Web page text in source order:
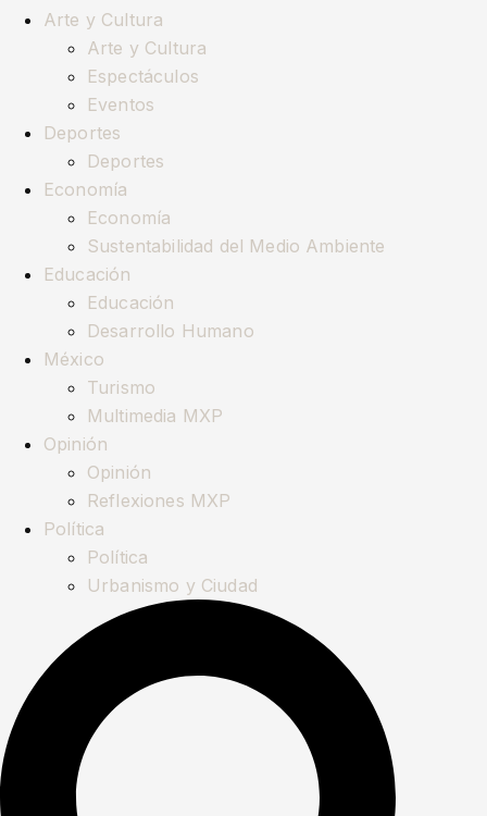
Arte y Cultura
Arte y Cultura
Espectáculos
Eventos
Deportes
Deportes
Economía
Economía
Sustentabilidad del Medio Ambiente
Educación
Educación
Desarrollo Humano
México
Turismo
Multimedia MXP
Opinión
Opinión
Reflexiones MXP
Política
Política
Urbanismo y Ciudad